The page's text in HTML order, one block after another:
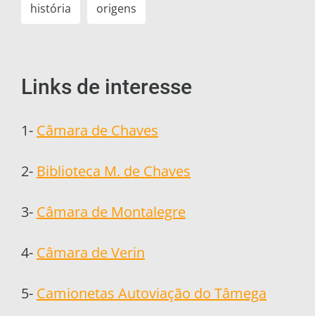
história origens
Links de interesse
1- Câmara de Chaves
2- Biblioteca M. de Chaves
3- Câmara de Montalegre
4- Câmara de Verin
5- Camionetas Autoviação do Tâmega